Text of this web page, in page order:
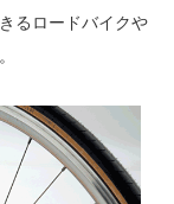
るロードバイクや